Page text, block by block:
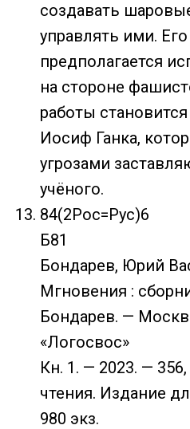
создавать
управлять ими.
предполагается
на стороне
работы
Иосиф Ганка,
угрозами
учёного.
84(2Рос=Рус)6
Б81
Бондарев, Юрий
Мгновения :
Бондарев. —
«Логосвос»
Кн. 1. — 2023. —
чтения. Издание
980 экз.